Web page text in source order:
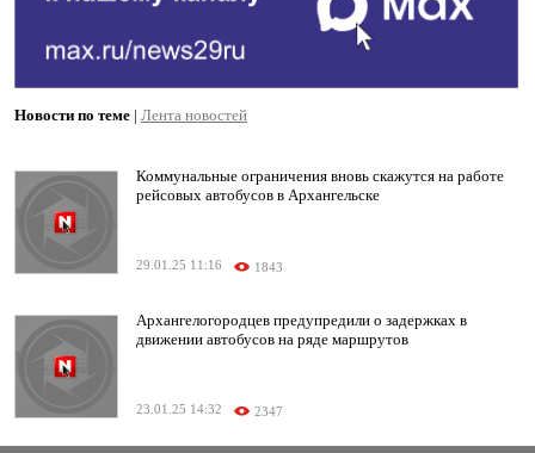
Новости по теме | Лента новостей
Коммунальные ограничения вновь скажутся на работе
рейсовых автобусов в Архангельске
29.01.25 11:16 1843
Архангелогородцев предупредили о задержках в
движении автобусов на ряде маршрутов
23.01.25 14:32 2347